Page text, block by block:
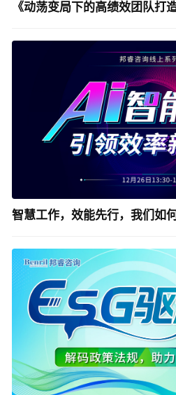
《动荡变局下的高绩效团队打
智慧工作，效能先行，我们如